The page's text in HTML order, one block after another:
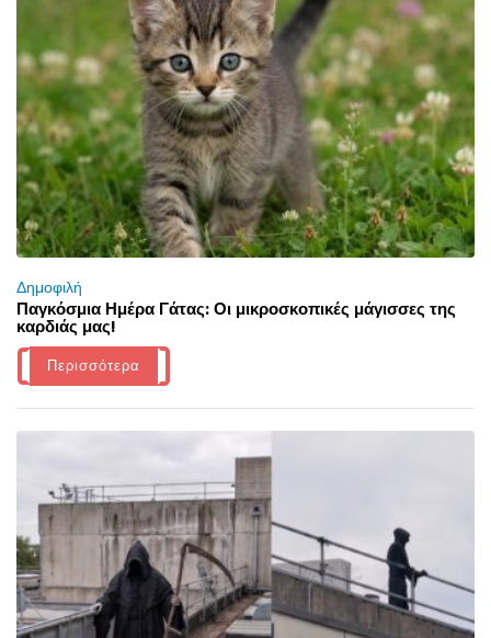
Δημοφιλή
Παγκόσμια Ημέρα Γάτας: Οι μικροσκοπικές μάγισσες της
καρδιάς μας!
Περισσότερα